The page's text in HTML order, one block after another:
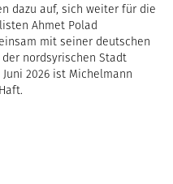
dazu auf, sich weiter für die
Ahmet Polad
mit seiner deutschen
nordsyrischen Stadt
2026 ist Michelmann